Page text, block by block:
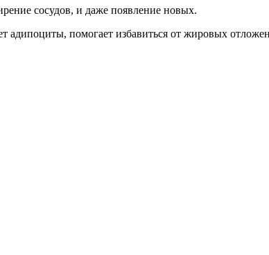
сосудов, и даже появление новых.
помогает избавиться от жировых